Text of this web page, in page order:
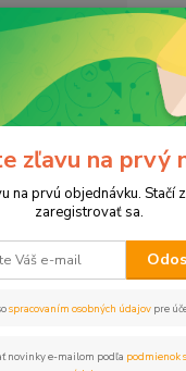
Príslušenstvo
zľavu na prvý
na prvú objednávku. Stačí
zaregistrovať sa.
spracovaním osobných údajov pre
novinky e-mailom podľa podmienok